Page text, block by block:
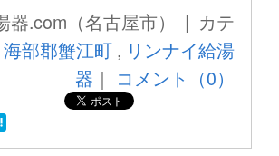
器.com（名古屋市） | カテ
海部郡蟹江町 , リンナイ給湯
器 ｜ コメント（0）